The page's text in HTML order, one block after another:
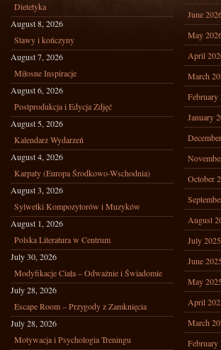
Dietetyka
August 8, 2026
Stawy i kończyny
August 7, 2026
Miłosne Inspiracje
August 6, 2026
Postprodukcja i Edycja Zdjęć
August 5, 2026
Kalendarz Wydarzeń
August 4, 2026
Karpaty (Europa Środkowo-Wschodnia)
August 3, 2026
Sylwetki Kompozytorów i Muzyków
August 1, 2026
Polska Literatura w Centrum
July 30, 2026
Modyfikacje Ciała – Odważnie i Świadomie
July 28, 2026
Escape Room – Przygody z Zamknięcia
July 28, 2026
Motywacja i Psychologia Treningu
June
May
April
March
February
January
October
August
July 2025
June 2025
May 2025
April
March
February